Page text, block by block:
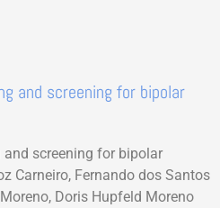
and screening for bipolar
screening for bipolar
Carneiro, Fernando dos Santos
Doris Hupfeld Moreno